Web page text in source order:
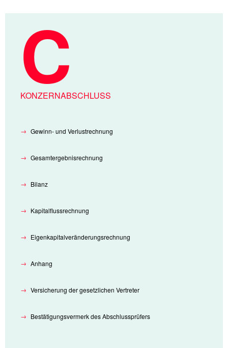
KONZERNABSCHLUSS
Gewinn- und Verlustrechnung
Gesamtergebnisrechnung
Bilanz
Kapitalflussrechnung
Eigenkapitalveränderungsrechnung
Anhang
Versicherung der gesetzlichen Vertreter
Bestätigungsvermerk des Abschlussprüfers